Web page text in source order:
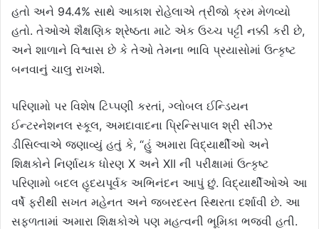
હતો અને 94.4% સાથે આકાશ રોહેલાએ ત્રીજો ક્રમ મેળવ્યો
હતો. તેઓએ શૈક્ષણિક શ્રેષ્ઠતા માટે એક ઉચ્ચ પટ્ટી નક્કી કરી છે,
અને શાળાને વિશ્વાસ છે કે તેઓ તેમના ભાવિ પ્રયાસોમાં ઉત્કૃષ્ટ
બનવાનું ચાલુ રાખશે.
પરિણામો પર વિશેષ ટિપ્પણી કરતાં, ગ્લોબલ ઈન્ડિયન
ઈન્ટરનેશનલ સ્કૂલ, અમદાવાદના પ્રિન્સિપાલ શ્રી સીઝર
ડીસિલ્વાએ જણાવ્યું હતું કે, “હું અમારા વિદ્યાર્થીઓ અને
શિક્ષકોને નિર્ણાયક ધોરણ X અને XII ની પરીક્ષામાં ઉત્કૃષ્ટ
પરિણામો બદલ હૃદયપૂર્વક અભિનંદન આપું છું. વિદ્યાર્થીઓએ આ
વર્ષે ફરીથી સખત મહેનત અને જબરદસ્ત સ્થિરતા દર્શાવી છે. આ
સફળતામાં અમારા શિક્ષકોએ પણ મહત્વની ભૂમિકા ભજવી હતી.